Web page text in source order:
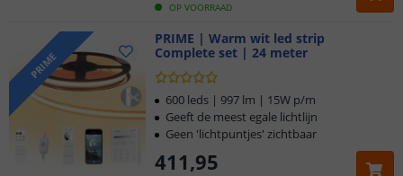
OP VOORRAAD
PRIME
PRIME | Warm wit led strip
Complete set | 24 meter
411,95
600 leds | 997 lm | 15W p/m
Geeft de meest egale lichtlijn
Geen 'lichtpuntjes' zichtbaar